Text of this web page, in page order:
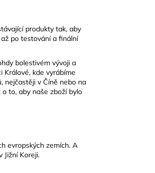
produkty tak, aby
po testování a finální
bolestivém vývoji a
Králové, kde vyrábíme
nejčastěji v Číně nebo na
to, aby naše zboží bylo
evropských zemích. A
Jižní Koreji.